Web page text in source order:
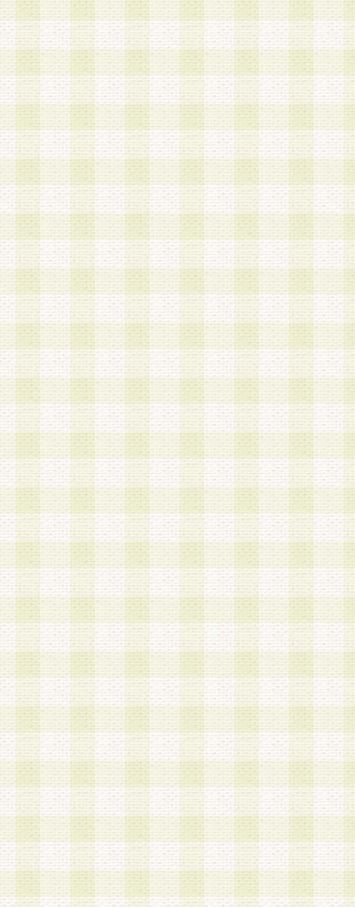
4.当社は、会員によるログインIDおよびパスワー
盗用など第三者の利用に伴う損害の発生について
き事由の有無、その他原因の如何を問わず、一切
のとします。
第5条 会員の登録情報
1.当社は、会員の登録情報に含まれる氏名・住所
アドレス等会員個人を識別できる情報を当社が別
シーポリシー
」に基づき適切に取り扱うものとし
は、当該個人情報を以下の各号に定める目的に利
す。なお、これら事項以外の目的で個人情報を利
かじめ会員の同意を得たうえで利用するものとし
a.本サービスの実施または運営
b.本サービスに係る謝礼、景品、調査サンプル品
c.会員からの電話、メール等の問い合わせなどへ
d.その他これらに付随する業務
2.当社は、会員個人を識別することのできる情報
会員情報を本人の承諾なく第三者に開示すること
人を識別できる情報について第三者に開示または
社は事前に会員本人の同意を得るものとします。
3.前項の定めに拘わらず、当社は、以下の目的に
意を 得ることなく、会員個人を識別できる情報
づき選定した委託業者に対して当社の責任におい
できるものとします。な お、当社は、当該委託
契約を締結しこれを遵守させるとともに、本規約
の注意をもって当該情報を使用させるものとし ま
a.本サービスに係る謝礼、景品、調査サンプル品
b.会員からの電話、メール等の問い合わせなどへ
c.モバイルリサーチ、またはグループ形式による
実施もしくは運営
d.その他これらに付随する業務
4.会員は、住所、電話番号その他の登録情報につ
合は、速やかに当社所定の変更手続きを行うもの
5.当社は、必要と認めた場合、会員に対して、電
手段により登録情報の対象者が会員登録者本人で
の内容が正確であること、アンケートの回答内容
うことができるものとます。
6.会員は、会員登録後当社が定期的に行う登録情
して、当社指定の期間内に更新手続きを行うもの
該期間内に更新手続きを行わない場合、その時点
発行したポイントは失効されるものとします。